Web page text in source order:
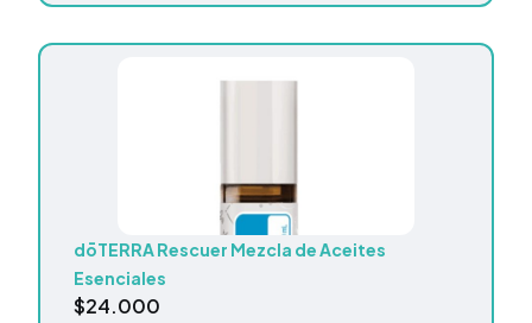
dōTERRA Rescuer Mezcla de Aceites
Esenciales
$24.000